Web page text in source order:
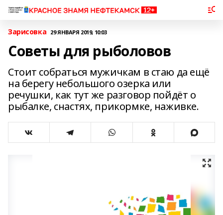
Зарисовка 29 ЯНВАРЯ 2019, 10:03
Советы для рыболовов
Стоит собраться мужичкам в стаю да ещё
на берегу небольшого озерка или
речушки, как тут же разговор пойдёт о
рыбалке, снастях, прикормке, наживке.